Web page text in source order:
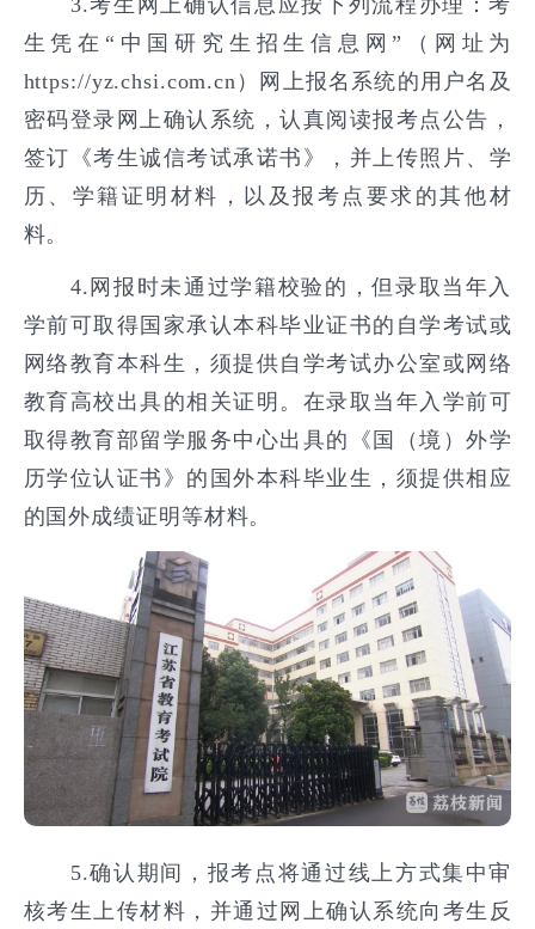
生凭在“中国研究生招生信息网”（网址为
https://yz.chsi.com.cn）网上报名系统的用户名及
密码登录网上确认系统，认真阅读报考点公告，
签订《考生诚信考试承诺书》，并上传照片、学
历、学籍证明材料，以及报考点要求的其他材
料。
4.网报时未通过学籍校验的，但录取当年入
学前可取得国家承认本科毕业证书的自学考试或
网络教育本科生，须提供自学考试办公室或网络
教育高校出具的相关证明。在录取当年入学前可
取得教育部留学服务中心出具的《国（境）外学
历学位认证书》的国外本科毕业生，须提供相应
的国外成绩证明等材料。
5.确认期间，报考点将通过线上方式集中审
核考生上传材料，并通过网上确认系统向考生反